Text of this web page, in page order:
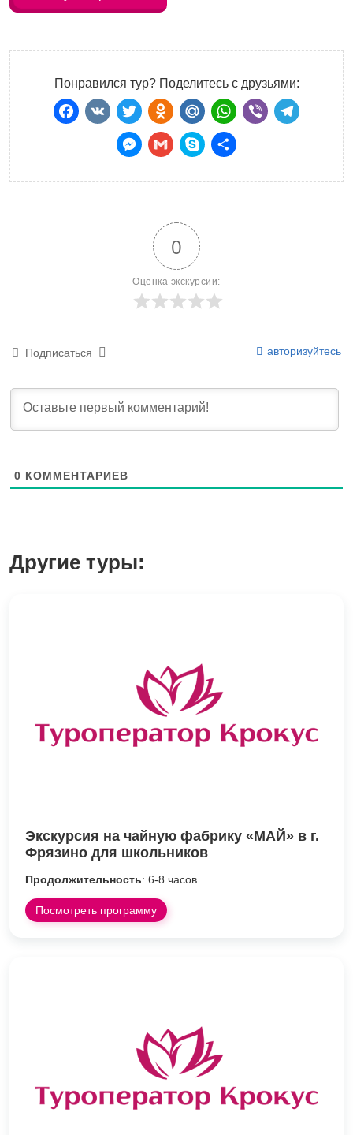
Понравился тур? Поделитесь с друзьями:
Facebook
VKTwitter
Odnoklassniki
Mail.Ru
WhatsApp
Отправить
0
Оценка экскурсии:
Подписаться авторизуйтесь
0 КОММЕНТАРИЕВ
Другие туры:
Экскурсия на чайную фабрику «МАЙ» в г.
Фрязино для школьников
Продолжительность: 6-8 часов
Посмотреть программу